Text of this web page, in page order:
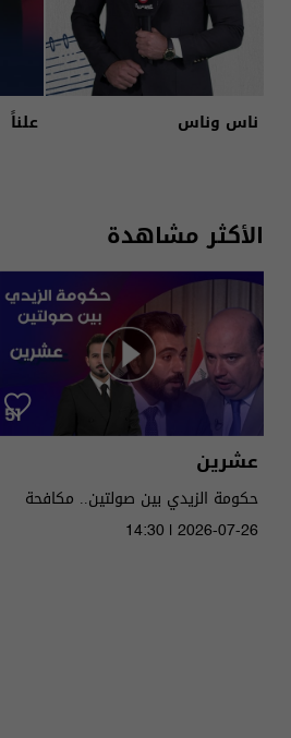
ناس وناس علناً
الأكثر مشاهدة
عشرين
حكومة الزيدي بين صولتين.. مكافحة
14:30 | 2026-07-26